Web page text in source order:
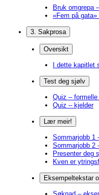
Bruk omgrepa
«Fem på
3. Sakprosa
Oversikt
I dette
Test deg sjølv
Quiz –
Quiz – kjelder
Lær meir!
Sommarjobb 1
Sommarjobb 2
Presenter deg
Kven er
Eksempeltekstar